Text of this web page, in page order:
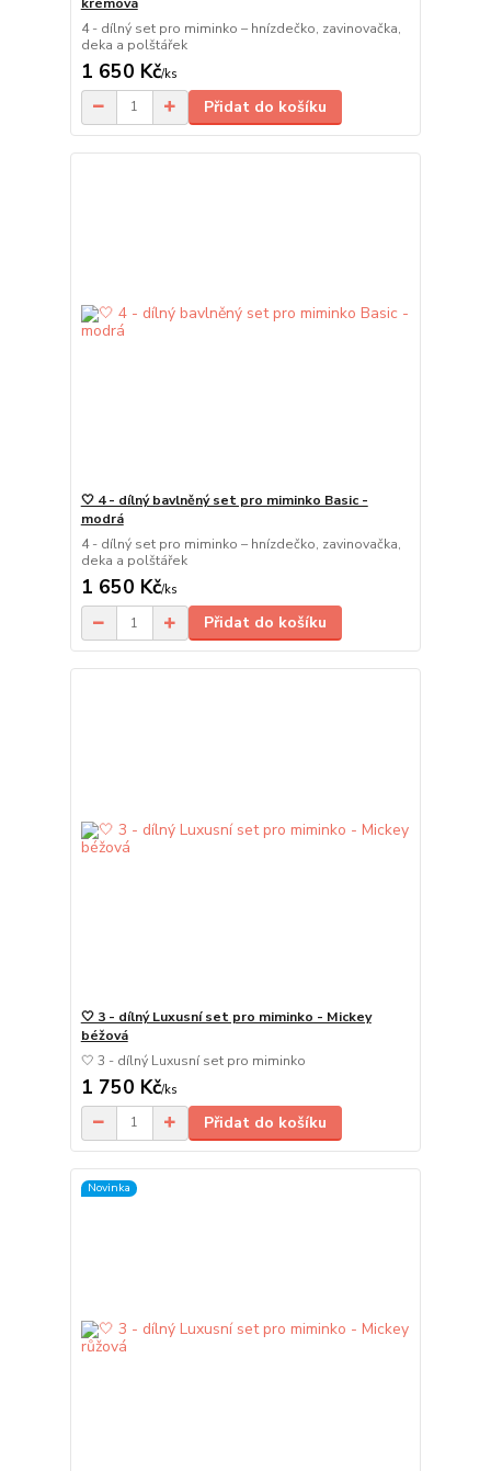
4 - dílný set pro miminko – hnízdečko, zavinovačka,
deka a polštářek
1 650 Kč/ks
Přidat do košíku
🤍 4 - dílný bavlněný set pro miminko Basic -
modrá
4 - dílný set pro miminko – hnízdečko, zavinovačka,
deka a polštářek
1 650 Kč/ks
Přidat do košíku
🤍 3 - dílný Luxusní set pro miminko - Mickey
béžová
🤍 3 - dílný Luxusní set pro miminko
1 750 Kč/ks
Přidat do košíku
Novinka